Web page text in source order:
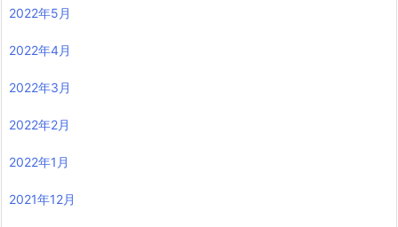
2022年5月
2022年4月
2022年3月
2022年2月
2022年1月
2021年12月